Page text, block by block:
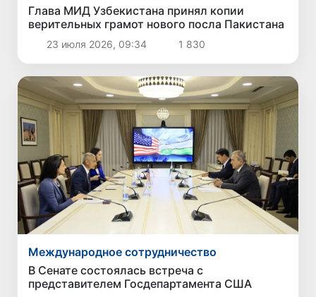
Глава МИД Узбекистана принял копии
верительных грамот нового посла Пакистана
23 июля 2026, 09:34 1 830
Международное сотрудничество
В Сенате состоялась встреча с
представителем Госдепартамента США